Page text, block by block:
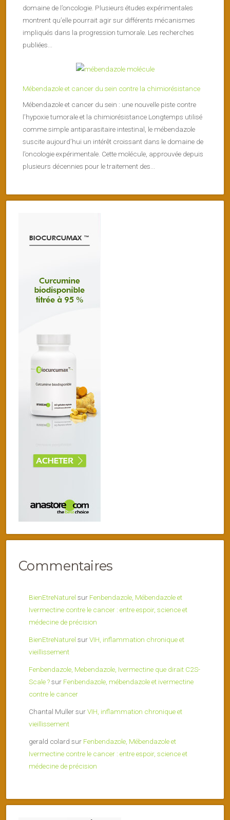
domaine de l’oncologie. Plusieurs études expérimentales
montrent qu’elle pourrait agir sur différents mécanismes
impliqués dans la progression tumorale. Les recherches
publiées...
Mébendazole et cancer du sein contre la chimiorésistance
Mébendazole et cancer du sein : une nouvelle piste contre
l’hypoxie tumorale et la chimiorésistance Longtemps utilisé
comme simple antiparasitaire intestinal, le mébendazole
suscite aujourd’hui un intérêt croissant dans le domaine de
l’oncologie expérimentale. Cette molécule, approuvée depuis
plusieurs décennies pour le traitement des...
Commentaires
BienEtreNaturel sur Fenbendazole, Mébendazole et
Ivermectine contre le cancer : entre espoir, science et
médecine de précision
BienEtreNaturel surVIH, inflammation chronique et
vieillissement
Fenbendazole, Mebendazole, Ivermectine que dirait C2S-
Scale ?sur Fenbendazole, mébendazole et ivermectine
contre le cancer
Chantal MullersurVIH, inflammation chronique et
vieillissement
gerald colard sur Fenbendazole, Mébendazole et
Ivermectine contre le cancer : entre espoir, science et
médecine de précision